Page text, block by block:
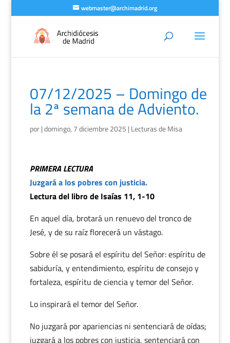
webmaster@archimadrid.org
07/12/2025 – Domingo de
la 2ª semana de Adviento.
por|domingo, 7 diciembre 2025 | Lecturas de Misa
PRIMERA LECTURA
Juzgará a los pobres con justicia.
Lectura del libro de Isaías 11, 1-10
En aquel día, brotará un renuevo del tronco de
Jesé, y de su raíz florecerá un vástago.
Sobre él se posará el espíritu del Señor: espíritu de
sabiduría, y entendimiento, espíritu de consejo y
fortaleza, espíritu de ciencia y temor del Señor.
Lo inspirará el temor del Señor.
No juzgará por apariencias ni sentenciará de oídas;
juzgará a los pobres con justicia, sentenciará con